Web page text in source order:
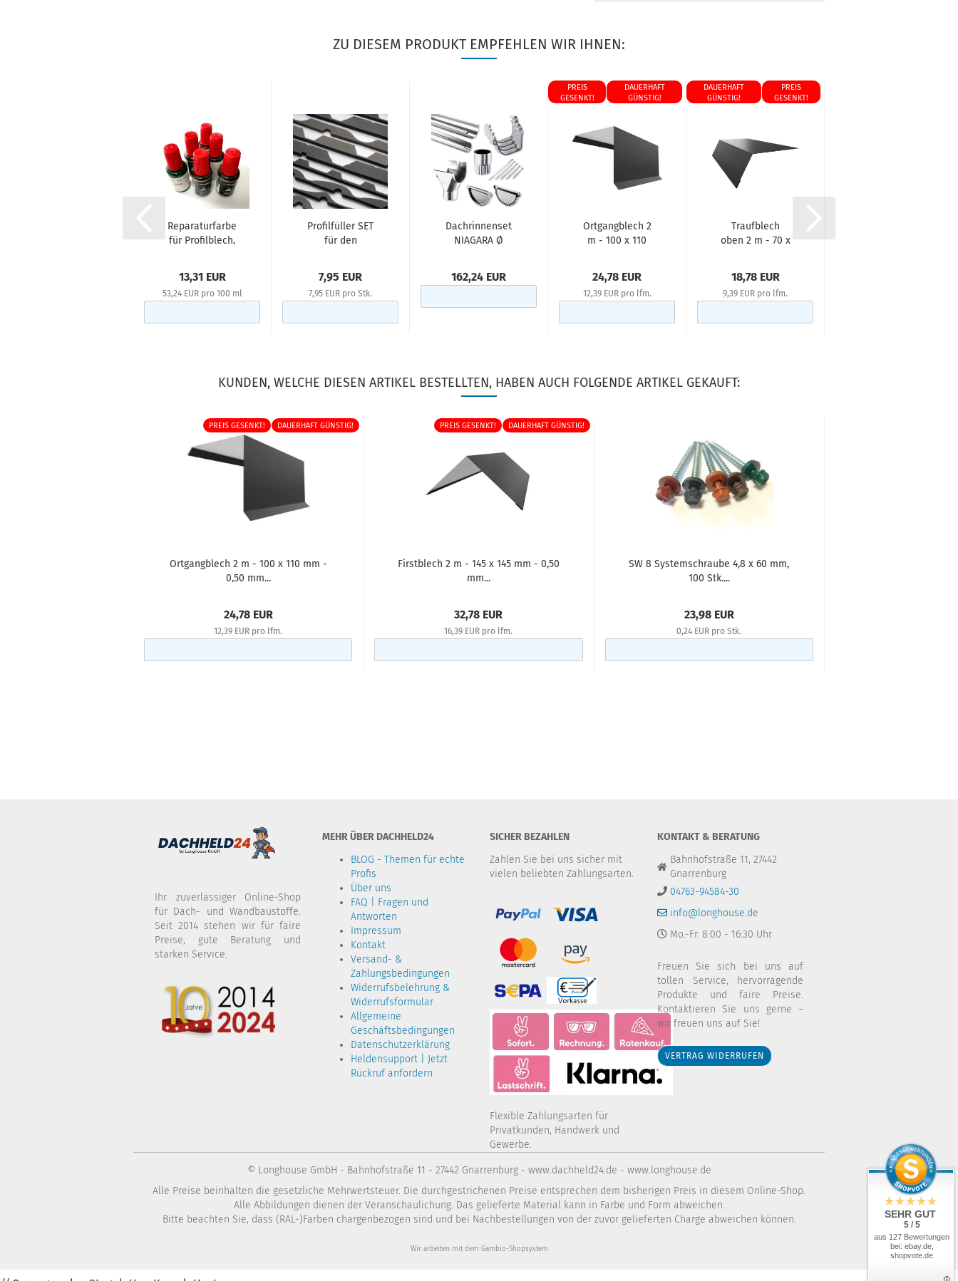
Diese Webseite verwendet Cookies und andere Technologien
Wir verwenden Cookies und ähnliche Technologien, auch von Drittanbietern, um die ordentliche Funktionsweise der Website zu gewährleisten,
die Nutzung unseres Angebotes zu analysieren und Ihnen ein bestmögliches Einkaufserlebnis bieten zu können. Weitere Informationen finden Sie
Alle Akzeptieren
Weitere Informationen
ZU DIESEM PRODUKT EMPFEHLEN WIR IHNEN:
Reparaturfarbe
für Profilblech,
13,31 EUR
53,24 EUR pro 100 ml
Profilfüller SET
für den
7,95 EUR
7,95 EUR pro Stk.
Dachrinnenset
NIAGARA Ø
162,24 EUR
PREIS
GESENKT!
DAUERHAFT
GÜNSTIG!
Ortgangblech 2
m - 100 x 110
24,78 EUR
12,39 EUR pro lfm.
DAUERHAFT
GÜNSTIG!
PREIS
GESENKT!
Traufblech
oben 2 m - 70 x
18,78 EUR
9,39 EUR pro lfm.
KUNDEN, WELCHE DIESEN ARTIKEL BESTELLTEN, HABEN AUCH FOLGENDE ARTIKEL GEKAUFT:
PREIS GESENKT! DAUERHAFT GÜNSTIG!
Ortgangblech 2 m - 100 x 110 mm -
0,50 mm...
24,78 EUR
12,39 EUR pro lfm.
PREIS GESENKT! DAUERHAFT GÜNSTIG!
Firstblech 2 m - 145 x 145 mm - 0,50
mm...
32,78 EUR
16,39 EUR pro lfm.
SW 8 Systemschraube 4,8 x 60 mm,
100 Stk....
23,98 EUR
0,24 EUR pro Stk.
Ihr zuverlässiger Online-Shop
für Dach- und Wandbaustoffe.
Seit 2014 stehen wir für faire
Preise, gute Beratung und
starken Service.
MEHR ÜBER DACHHELD24
BLOG - Themen für echte
Profis
Über uns
FAQ | Fragen und
Antworten
Impressum
Kontakt
Versand- &
Zahlungsbedingungen
Widerrufsbelehrung &
Widerrufsformular
Allgemeine
Geschäftsbedingungen
Datenschutzerklärung
Heldensupport | Jetzt
Rückruf anfordern
SICHER BEZAHLEN
Zahlen Sie bei uns sicher mit
vielen beliebten Zahlungsarten.
Flexible Zahlungsarten für
Privatkunden, Handwerk und
Gewerbe.
KONTAKT & BERATUNG
Bahnhofstraße 11, 27442
Gnarrenburg
04763-94584-30
info@longhouse.de
Mo.-Fr. 8:00 - 16:30 Uhr
Freuen Sie sich bei uns auf
tollen Service, hervorragende
Produkte und faire Preise.
Kontaktieren Sie uns gerne –
wir freuen uns auf Sie!
VERTRAG WIDERRUFEN
© Longhouse GmbH - Bahnhofstraße 11 - 27442 Gnarrenburg - www.dachheld24.de - www.longhouse.de
Alle Preise beinhalten die gesetzliche Mehrwertsteuer. Die durchgestrichenen Preise entsprechen dem bisherigen Preis in diesem Online-Shop.
Alle Abbildungen dienen der Veranschaulichung. Das gelieferte Material kann in Farbe und Form abweichen.
Bitte beachten Sie, dass (RAL-)Farben chargenbezogen sind und bei Nachbestellungen von der zuvor gelieferten Charge abweichen können.
Wir arbeiten mit dem Gambio-Shopsystem
SEHR GUT
5 / 5
aus 127 Bewertungen
bei: ebay.de,
shopvote.de